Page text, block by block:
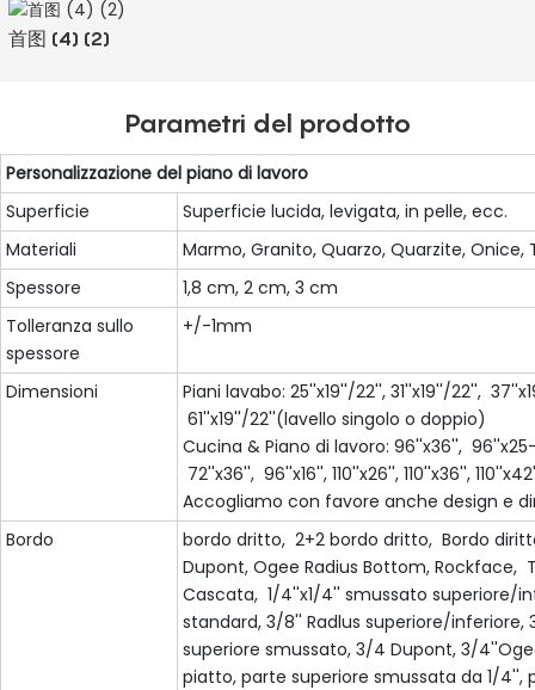
首图 (4) (2)
Parametri del prodotto
Personalizzazione del piano di lavoro
Superficie
Superficie lucida, levigata, in pelle, ecc.
Materiali
Marmo, Granito, Quarzo, Quarzite, Onice,
Spessore
1,8 cm, 2 cm, 3 cm
Tolleranza sullo
spessore
+/-1mm
Dimensioni
Piani lavabo: 25''x19''/22'', 31''x19''/22'',
61''x19''/22''(lavello singolo o doppio)
Cucina & Piano di lavoro: 96''x36'',
72''x36'', 96''x16'', 110''x26'', 110''x36'',
Accogliamo con favore anche design e
Bordo
bordo dritto, 2+2 bordo dritto, Bordo
Dupont, Ogee Radius Bottom, Rockface,
Cascata, 1/4''x1/4'' smussato superiore/
standard, 3/8'' Radlus superiore/inferiore,
superiore smussato, 3/4 Dupont, 3/
piatto, parte superiore smussata da 1/4'',